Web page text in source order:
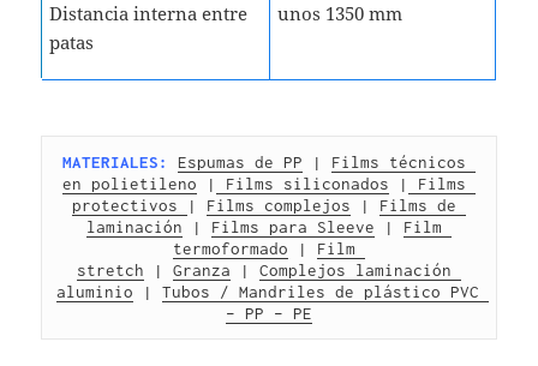
Distancia interna entre
patas
unos 1350 mm
MATERIALES: Espumas de PP | Films técnicos
en polietileno | Films siliconados |
Films
protectivos
| Films complejos | Films de
laminación | Films para Sleeve | Film
termoformado | Film
stretch | Granza | Complejos laminación
aluminio | Tubos / Mandriles de plástico PVC
– PP – PE